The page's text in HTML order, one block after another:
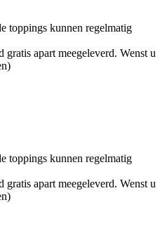
toppings kunnen regelmatig
gratis apart meegeleverd. Wenst u
toppings kunnen regelmatig
gratis apart meegeleverd. Wenst u